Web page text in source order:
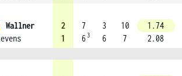
Wallner
2
1
7
6 3
3
6
10
7
1.74
2.08